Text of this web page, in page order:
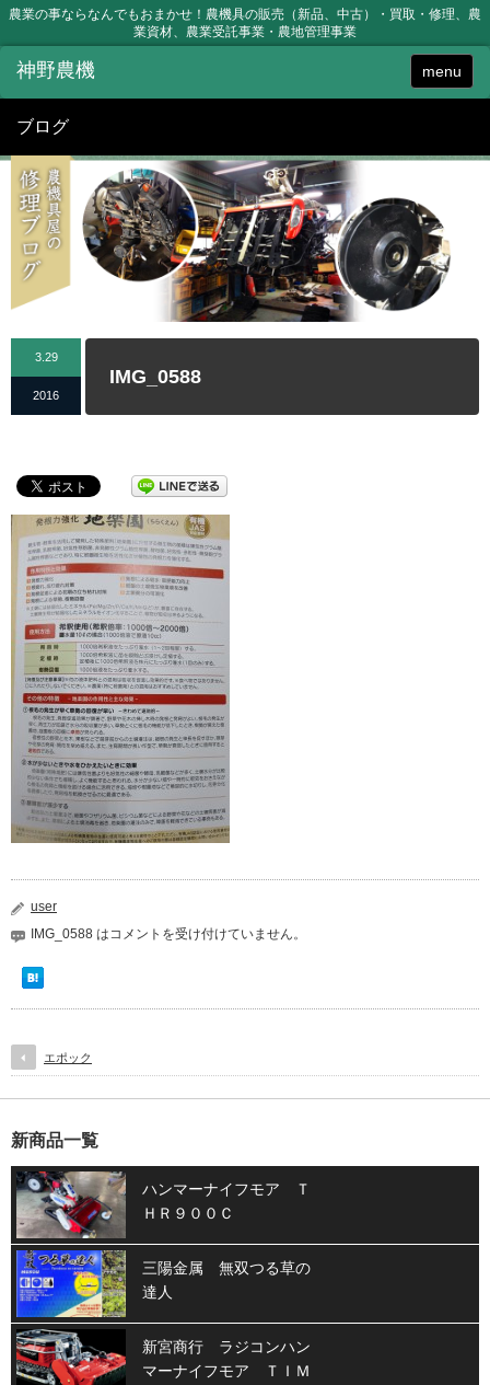
農業の事ならなんでもおまかせ！農機具の販売（新品、中古）・買取・修理、農
業資材、農業受託事業・農地管理事業
menu
ブログ
3.29
2016
IMG_0588
user
IMG_0588 はコメントを受け付けていません。
エポック
新商品一覧
ハンマーナイフモア Ｔ
ＨＲ９００Ｃ
三陽金属 無双つる草の
達人
新宮商行 ラジコンハン
マーナイフモア ＴＩＭ